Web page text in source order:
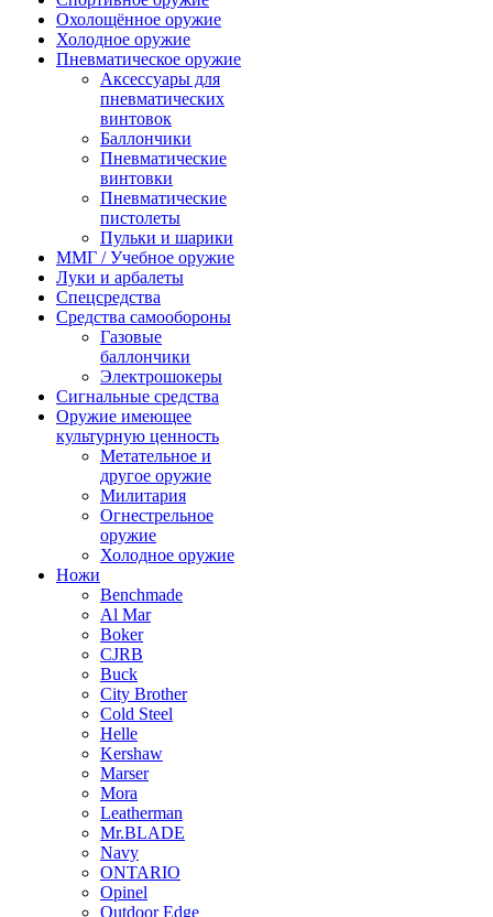
Охолощённое оружие
Холодное оружие
Пневматическое оружие
Аксессуары для
пневматических
винтовок
Баллончики
Пневматические
винтовки
Пневматические
пистолеты
Пульки и шарики
ММГ / Учебное оружие
Луки и арбалеты
Спецсредства
Средства самообороны
Газовые
баллончики
Электрошокеры
Сигнальные средства
Оружие имеющее
культурную ценность
Метательное и
другое оружие
Милитария
Огнестрельное
оружие
Холодное оружие
Ножи
Benchmade
Al Mar
Boker
CJRB
Buck
City Brother
Cold Steel
Helle
Kershaw
Marser
Mora
Leatherman
Mr.BLADE
Navy
ONTARIO
Opinel
Outdoor Edge